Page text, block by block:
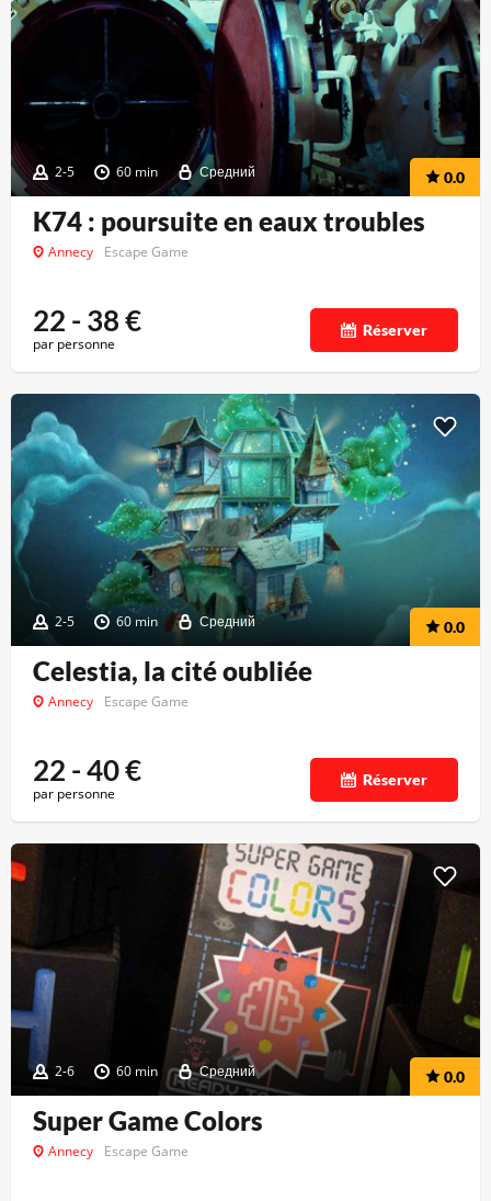
2-5 60 min Средний 0.0
K74 : poursuite en eaux troubles
Annecy Escape Game
22 - 38€
par personne
Réserver
2-5 60 min Средний 0.0
Celestia, la cité oubliée
Annecy Escape Game
22 - 40€
par personne
Réserver
2-6 60 min Средний 0.0
Super Game Colors
Annecy Escape Game